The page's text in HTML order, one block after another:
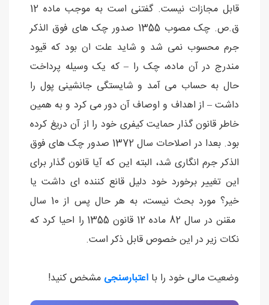
قابل مجازات نیست. گفتنی است به موجب ماده 12
ق.ص. چک مصوب 1355 صدور چک های فوق الذکر
جرم محسوب نمی شد و شاید علت ان بود که قیود
مندرج در آن ماده، چک را – که یک وسیله پرداخت
حال به حساب می آمد و شایستگی جانشینی پول را
داشت – از اهداف و اوصاف آن دور می کرد و به همین
خاطر قانون گذار حمایت کیفری خود را از آن دریغ کرده
بود. بعدا در اصلاحات سال 1372 صدور چک های فوق
الذکر جرم انگاری شد، البته این که آیا قانون گذار برای
این تغییر برخورد خود دلیل قانع کننده ای داشت یا
خیر؟ مورد بحث نیست، به هر حال پس از 10 سال
مقنن در سال 82 ماده 12 قانون 1355 را احیا کرد که
نکات زیر در این خصوص قابل ذکر است.
وضعیت مالی خود را با اعتبارسنجی مشخص کنید!